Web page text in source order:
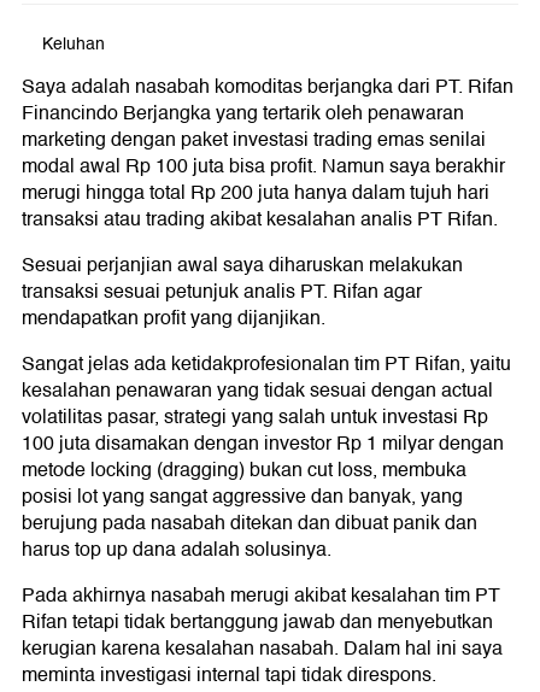
Keluhan
Saya adalah nasabah komoditas berjangka dari PT. Rifan
Financindo Berjangka yang tertarik oleh penawaran
marketing dengan paket investasi trading emas senilai
modal awal Rp 100 juta bisa profit. Namun saya berakhir
merugi hingga total Rp 200 juta hanya dalam tujuh hari
transaksi atau trading akibat kesalahan analis PT Rifan.
Sesuai perjanjian awal saya diharuskan melakukan
transaksi sesuai petunjuk analis PT. Rifan agar
mendapatkan profit yang dijanjikan.
Sangat jelas ada ketidakprofesionalan tim PT Rifan, yaitu
kesalahan penawaran yang tidak sesuai dengan actual
volatilitas pasar, strategi yang salah untuk investasi Rp
100 juta disamakan dengan investor Rp 1 milyar dengan
metode locking (dragging) bukan cut loss, membuka
posisi lot yang sangat aggressive dan banyak, yang
berujung pada nasabah ditekan dan dibuat panik dan
harus top up dana adalah solusinya.
Pada akhirnya nasabah merugi akibat kesalahan tim PT
Rifan tetapi tidak bertanggung jawab dan menyebutkan
kerugian karena kesalahan nasabah. Dalam hal ini saya
meminta investigasi internal tapi tidak direspons.